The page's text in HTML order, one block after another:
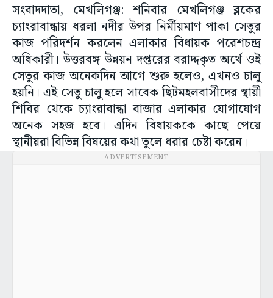
সংবাদদাতা, মেখলিগঞ্জ: শনিবার মেখলিগঞ্জ ব্লকের
চ্যাংরাবান্ধায় ধরলা নদীর উপর নির্মীয়মাণ পাকা সেতুর
কাজ পরিদর্শন করলেন এলাকার বিধায়ক পরেশচন্দ্র
অধিকারী। উত্তরবঙ্গ উন্নয়ন দপ্তরের বরাদ্দকৃত অর্থে ওই
সেতুর কাজ অনেকদিন আগে শুরু হলেও, এখনও চালু
হয়নি। এই সেতু চালু হলে সাবেক ছিটমহলবাসীদের স্থায়ী
শিবির থেকে চ্যাংরাবান্ধা বাজার এলাকার যোগাযোগ
অনেক সহজ হবে। এদিন বিধায়ককে কাছে পেয়ে
স্থানীয়রা বিভিন্ন বিষয়ের কথা তুলে ধরার চেষ্টা করেন।
ADVERTISEMENT